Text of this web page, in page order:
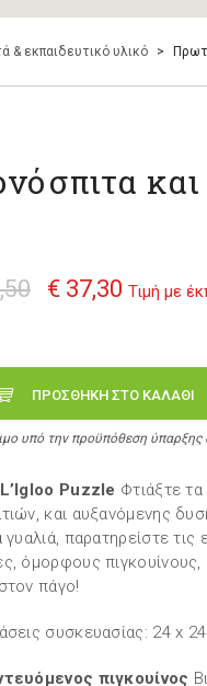
& εκπαιδευτικό υλικό >
και
€ 37,30 Τιμή με
ΠΡΟΣΘΗΚΗ ΣΤΟ ΚΑΛΑΘΙ
υπό την προϋπόθεση ύπαρξης
Puzzle Φτιάξτε
και αυξανόμενης
γυαλιά, παρατηρείστε τις
όμορφους
πάγο!
συσκευασίας: 24 x
πιγκουίνος